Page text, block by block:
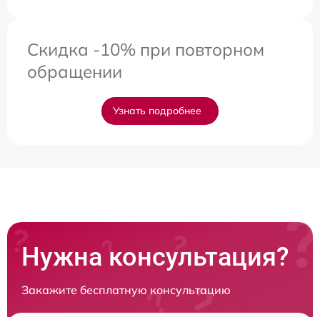
Скидка -10% при повторном
обращении
Узнать подробнее
Нужна консультация?
Закажите бесплатную консультацию